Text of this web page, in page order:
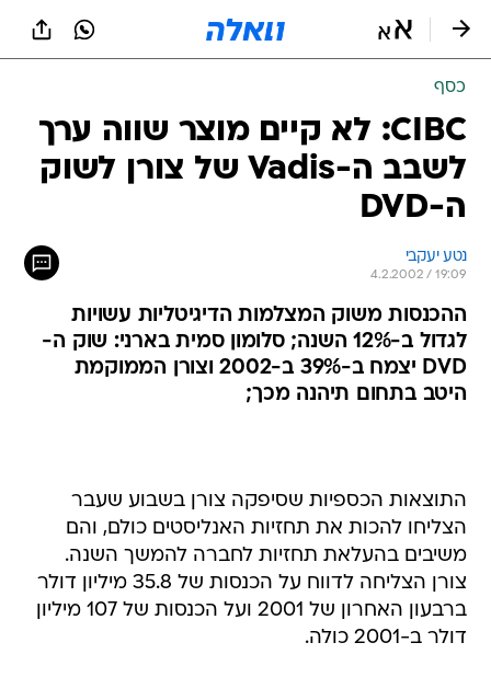
כסף
CIBC: לא קיים מוצר שווה ערך
לשבב ה-Vadis של צורן לשוק
ה-DVD
נטע יעקבי
4.2.2002 / 19:09
ההכנסות משוק המצלמות הדיגיטליות עשויות
לגדול ב-12% השנה; סלומון סמית בארני: שוק ה-
DVD יצמח ב-39% ב-2002 וצורן הממוקמת
היטב בתחום תיהנה מכך;
התוצאות הכספיות שסיפקה צורן בשבוע שעבר
הצליחו להכות את תחזיות האנליסטים כולם, והם
משיבים בהעלאת תחזיות לחברה להמשך השנה.
צורן הצליחה לדווח על הכנסות של 35.8 מיליון דולר
ברבעון האחרון של 2001 ועל הכנסות של 107 מיליון
דולר ב-2001 כולה.